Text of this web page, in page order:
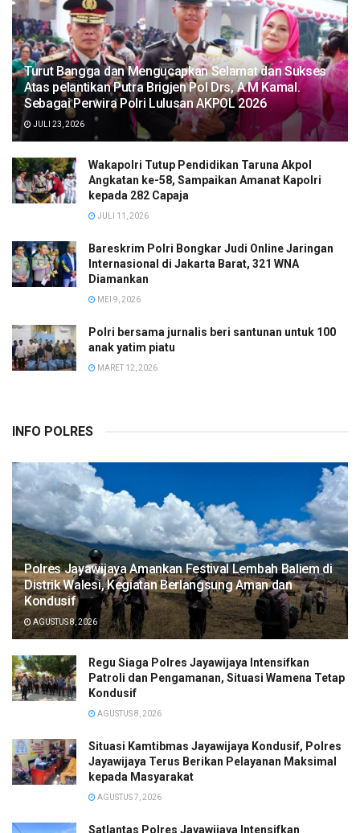
Turut Bangga dan Mengucapkan Selamat dan Sukses
Atas pelantikan Putra Brigjen Pol Drs, A.M Kamal.
Sebagai Perwira Polri Lulusan AKPOL 2026
JULI 23, 2026
Wakapolri Tutup Pendidikan Taruna Akpol
Angkatan ke-58, Sampaikan Amanat Kapolri
kepada 282 Capaja
JULI 11, 2026
Bareskrim Polri Bongkar Judi Online Jaringan
Internasional di Jakarta Barat, 321 WNA
Diamankan
MEI 9, 2026
Polri bersama jurnalis beri santunan untuk 100
anak yatim piatu
MARET 12, 2026
INFO POLRES
Polres Jayawijaya Amankan Festival Lembah Baliem di
Distrik Walesi, Kegiatan Berlangsung Aman dan
Kondusif
AGUSTUS 8, 2026
Regu Siaga Polres Jayawijaya Intensifkan
Patroli dan Pengamanan, Situasi Wamena Tetap
Kondusif
AGUSTUS 8, 2026
Situasi Kamtibmas Jayawijaya Kondusif, Polres
Jayawijaya Terus Berikan Pelayanan Maksimal
kepada Masyarakat
AGUSTUS 7, 2026
Satlantas Polres Jayawijaya Intensifkan